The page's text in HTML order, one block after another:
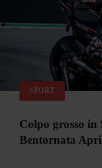
SPORT
Colpo grosso
Bentornata